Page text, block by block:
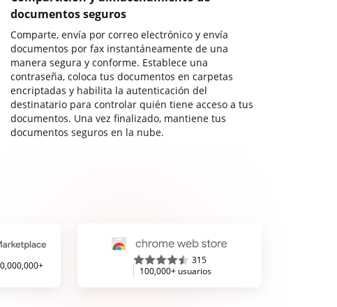
documentos seguros
Comparte, envía por correo electrónico y envía
documentos por fax instantáneamente de una
manera segura y conforme. Establece una
contraseña, coloca tus documentos en carpetas
encriptadas y habilita la autenticación del
destinatario para controlar quién tiene acceso a tus
documentos. Una vez finalizado, mantiene tus
documentos seguros en la nube.
315
100,000+ usuarios